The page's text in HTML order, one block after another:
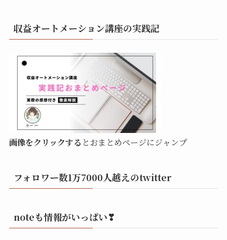
収益オートメーション講座の実践記
画像をクリックする とおまとめページにジャンプ
フォロワー数1万7000人越えのtwitter
noteも情報がいっぱい❣